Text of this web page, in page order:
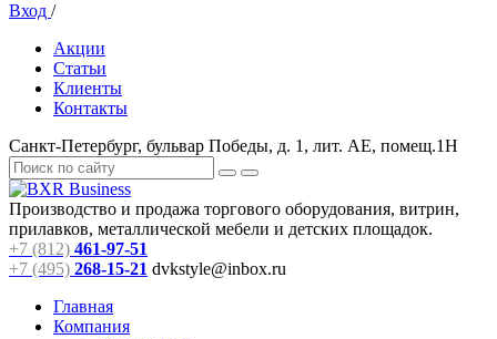
Вход /
Акции
Статьи
Клиенты
Контакты
Санкт-Петербург, бульвар Победы, д. 1, лит. АЕ, помещ.1Н
Производство и продажа торгового оборудования, витрин,
прилавков, металлической мебели и детских площадок.
+7 (812) 461-97-51
+7 (495) 268-15-21 dvkstyle@inbox.ru
Главная
Компания